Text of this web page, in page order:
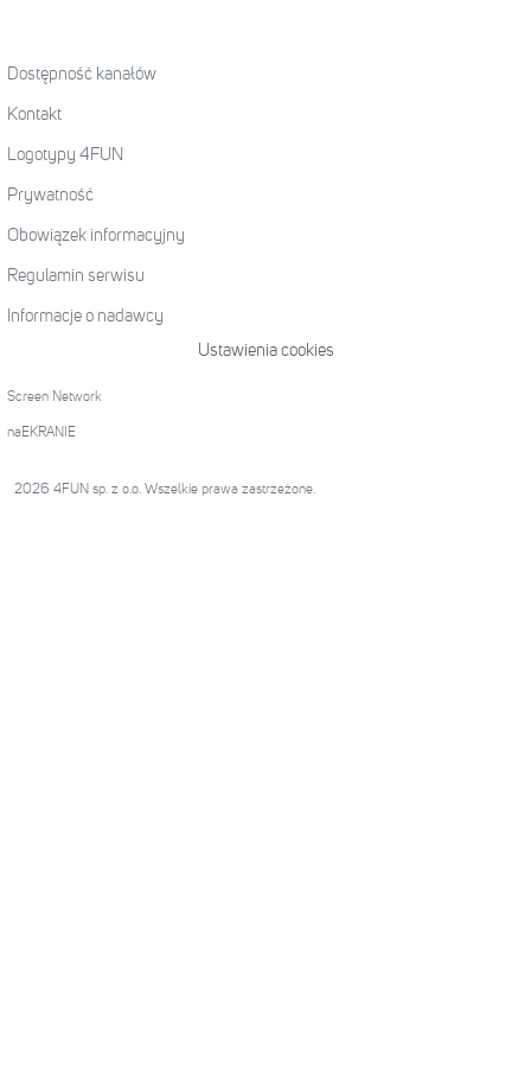
Dostępność kanałów
Kontakt
Logotypy 4FUN
Prywatność
Obowiązek informacyjny
Regulamin serwisu
Informacje o nadawcy
Ustawienia cookies
Screen Network
naEKRANIE
2026 4FUN sp. z o.o. Wszelkie prawa zastrzeżone.